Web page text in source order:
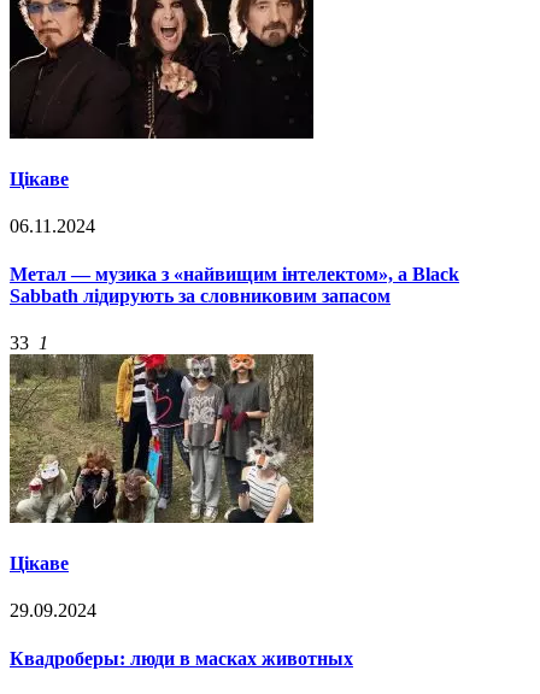
Цікаве
06.11.2024
Метал — музика з «найвищим інтелектом», а Black
Sabbath лідирують за словниковим запасом
33 1
Цікаве
29.09.2024
Квадроберы: люди в масках животных